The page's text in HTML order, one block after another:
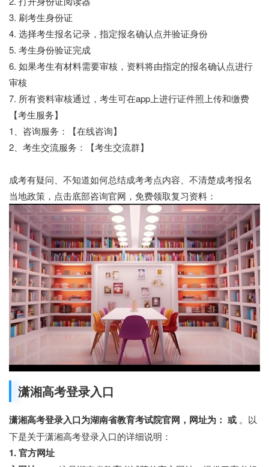
3. 刷考生身份证
4. 选择考生报名记录，指定报名确认点并验证身份
5. 考生身份验证完成
6. 如果考生有材料需要审核，资料将由指定的报名确认点进行
审核
7. 所有资料审核通过，考生可在app上进行证件照上传和缴费
【考生服务】
1、咨询服务：【在线咨询】
2、考生交流服务：【考生交流群】
成考有疑问、不知道如何总结成考考点内容、不清楚成考报名
当地政策，点击底部咨询官网，免费领取复习资料：
潇湘高考登录入口
潇湘高考登录入口为湖南省教育考试院官网，网址为： 或 。以
下是关于潇湘高考登录入口的详细说明：
1. 官方网址